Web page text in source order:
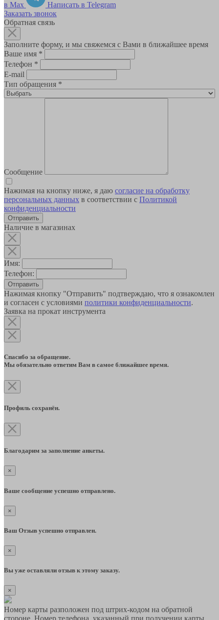
в Max
Написать в Telegram
Заказать звонок
Обратная связь
Заполните форму, и мы свяжемся с Вами в ближайшее время
Ваше имя *
Телефон *
E-mail
Тип обращения *
Сообщение
Нажимая на кнопку ниже, я даю согласие на обработку
персональных данных в соответствии с Политикой
конфиденциальности
Наличие в магазинах
Имя:
Телефон:
Отправить
Нажимая кнопку "Отправить" подтверждаю, что я ознакомлен
и согласен с условиями политики конфиденциальности.
Заявка на прокат инструмента
Спасибо за обращение.
Мы обязательно ответим Вам в самое ближайшее время.
Профиль сохранён.
Благодарим за заполнение анкеты.
×
Ваше сообщение успешно отправлено.
×
Ваш Отзыв успешно отправлен.
×
Вы уже оставляли отзыв к этому заказу.
×
Номер карты разположен под штрих-кодом на обратной